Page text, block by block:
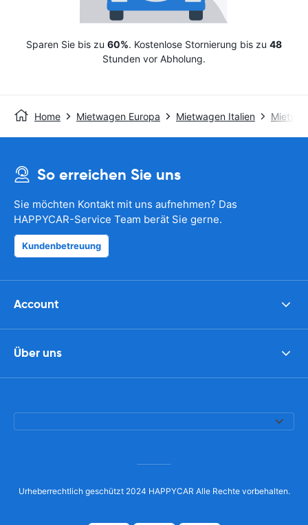
Sparen Sie bis zu 60%. Kostenlose Stornierung bis zu 48
Stunden vor Abholung.
Home Mietwagen Europa Mietwagen Italien
So erreichen Sie uns
Sie möchten Kontakt mit uns aufnehmen? Das
HAPPYCAR-Service Team berät Sie gerne.
Kundenbetreuung
Account
Über uns
Urheberrechtlich geschützt 2024 HAPPYCAR Alle Rechte vorbehalten.